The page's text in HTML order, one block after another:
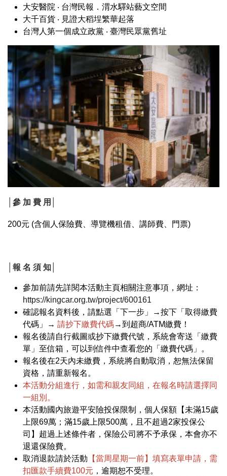
大安醫院 ‧ 台灣民報．渭水驛站藝文空間
大千百貨 ‧ 見證大稻埕繁華起落
台灣人第一個成立政黨 ‧ 臺灣民眾黨舊址
│參 加 費 用│
200元 (含個人保險費、導覽機租借、講師費、門票)
│報 名 須 知│
參加前請先詳閱本活動主頁相關注意事項，網址：
https://kingcar.org.tw/project/600161
確認報名資料後，請點選「下一步」→按下「取得繳費
代碼」→ 請抄下繳費代碼→到超商/ATM繳費！
報名後請自行截圖或抄下繳費代號，系統會寄送「繳費
單」至信箱，可以到信件中查看您的「繳費代碼」。
報名後在2天內未繳費，系統將自動取消，恕無法保留
資格，請重新報名。
本活動分組進行，如需和親友同組，在報名時請選擇同
一組別。
本活動國內旅遊平安險投保限制，個人保額【未滿15歲
上限69萬；滿15歲上限500萬，且不超過2家投保公
司】超過上述條件者，保險公司將不予承保，本會亦不
退還保險費。
取消退款請於活動 【當周星期一前】填寫表單申請，需
扣匯款手續費100元 ，逾期恕不受理。